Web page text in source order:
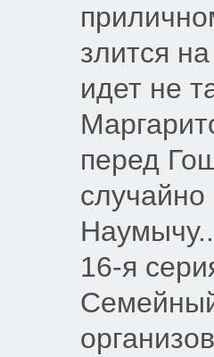
злится
идет не
перед
случайно
16-я